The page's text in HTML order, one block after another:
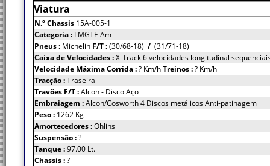
Viatura
N.º Chassis 15A-005-1
Categoria : LMGTE Am
Pneus : Michelin F/T :(30/68-18) / (31/71-18)
Caixa de Velocidades :X-Track 6 velocidades longitudinal
Velocidade Máxima Corrida :? Km/hTreinos :? Km/h
Tracção :Traseira
Travões F/T :Alcon - Disco Aço
Embraiagem :Alcon/Cosworth 4 Discos metálicos Anti-patinagem
Peso : 1262 Kg
Amortecedores :Ohlins
Suspensão :?
Tanque :97.00 Lt.
Chassis :?